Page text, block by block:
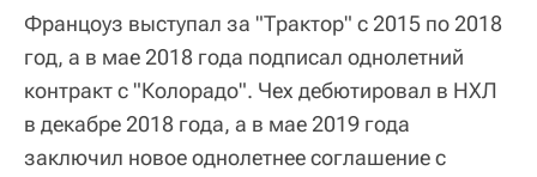
Францоуз выступал за "Трактор" с 2015 по 2018
год, а в мае 2018 года подписал однолетний
контракт с "Колорадо". Чех дебютировал в НХЛ
в декабре 2018 года, а в мае 2019 года
заключил новое однолетнее соглашение с